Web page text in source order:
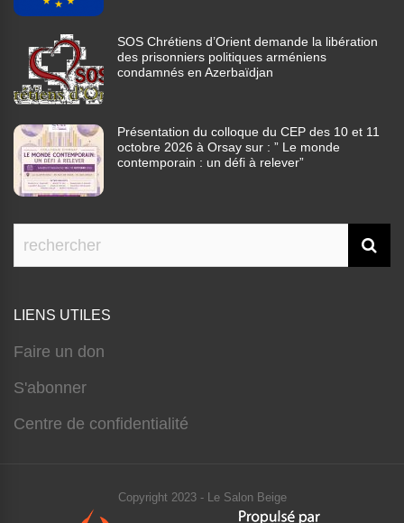
SOS Chrétiens d’Orient demande la libération
des prisonniers politiques arméniens
condamnés en Azerbaïdjan
Présentation du colloque du CEP des 10 et 11
octobre 2026 à Orsay sur : ” Le monde
contemporain : un défi à relever”
LIENS UTILES
Faire un don
S'abonner
Centre de confidentialité
Copyright 2023 - Le Salon Beige